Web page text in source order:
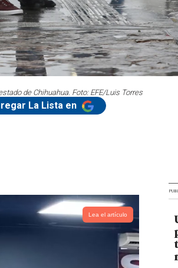
de Chihuahua. Foto: EFE/Luis Torres
La Lista en
Lea el artículo